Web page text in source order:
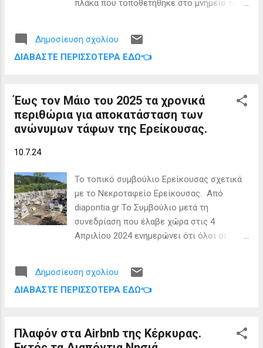
προς και από την Κέρκυρα. Ο Διευθύνων
Χαραλάμπους, από τα Ιωάννινα ανέφερε ότι
η αδειοδότηση του υδατοδρομίου
πτήσεων ...
πλάκα που τοποθετήθηκε στο μνημείο του
ελληνικό εμφύλιο πόλεμο.
Δημοσίευση σχολίου
ΔΙΑΒΆΣΤΕ ΠΕΡΙΣΣΌΤΕΡΑ ΕΔΏ👈
Έως τον Μάιο του 2025 τα χρονικά
περιθώρια για αποκατάσταση των
ανώνυμων τάφων της Ερείκουσας.
10.7.24
Το τοπικό συμβούλιο Ερείκουσας σχετικά
με το Νεκροταφείο Ερείκουσας. Από
diapontia.gr Το Συμβούλιο μετά τη
συνεδρίαση που έλαβε χώρα στις 4
Απριλίου 2024 ενημερώνει ότι όλοι οι
της εκάστοτε οικογένειας έως τον Μάιο
του 2025 θα εκκενωθούν και θα
Δημοσίευση σχολίου
ΔΙΑΒΆΣΤΕ ΠΕΡΙΣΣΌΤΕΡΑ ΕΔΏ👈
Πλαφόν στα Airbnb της Κέρκυρας.